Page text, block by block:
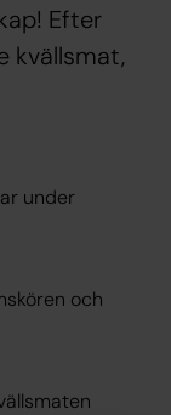
Efter
kvällsmat,
under
och